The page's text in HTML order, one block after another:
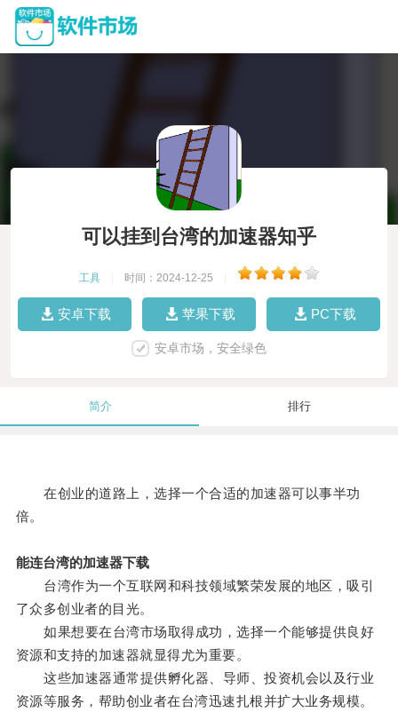
可以挂到台湾的加速器知乎
工具 时间：2024-12-25
安卓下载 苹果下载 PC下载
安卓市场，安全绿色
简介 排行
在创业的道路上，选择一个合适的加速器可以事半功
倍。
能连台湾的加速器下载
台湾作为一个互联网和科技领域繁荣发展的地区，吸引
了众多创业者的目光。
如果想要在台湾市场取得成功，选择一个能够提供良好
资源和支持的加速器就显得尤为重要。
这些加速器通常提供孵化器、导师、投资机会以及行业
资源等服务，帮助创业者在台湾迅速扎根并扩大业务规模。